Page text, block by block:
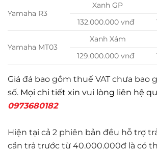
Yamaha R3
Xanh GP
132.000.000 vnđ
Yamaha MT03
Xanh Xám
129.000.000 vnđ
Giá đá bao gồm thuế VAT chưa bao
số. Mọi chi tiết xin vui lòng liên hệ
0973680182
Hiện tại cả 2 phiên bản đều hỗ trợ
cần trả trước từ 40.000.000đ là có